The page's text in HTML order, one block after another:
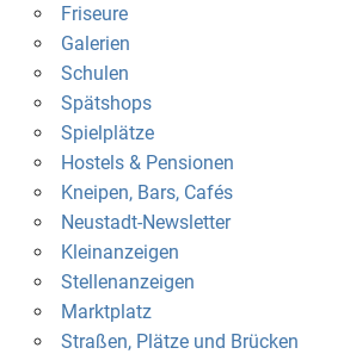
Friseure
Galerien
Schulen
Spätshops
Spielplätze
Hostels & Pensionen
Kneipen, Bars, Cafés
Neustadt-Newsletter
Kleinanzeigen
Stellenanzeigen
Marktplatz
Straßen, Plätze und Brücken